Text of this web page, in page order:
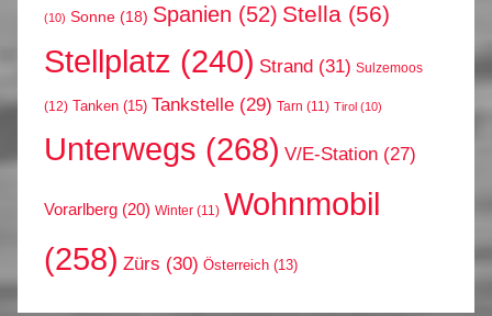
(10) Sonne (18) Spanien (52) Stella (56)
Stellplatz (240) Strand (31) Sulzemoos
(12) Tanken (15) Tankstelle (29) Tarn (11) Tirol (10)
Unterwegs (268) V/E-Station (27)
Vorarlberg (20) Winter (11) Wohnmobil
(258) Zürs (30) Österreich (13)